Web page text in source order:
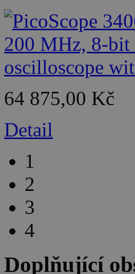
64 875,00 Kč
Detail
1
2
3
4
Doplňující